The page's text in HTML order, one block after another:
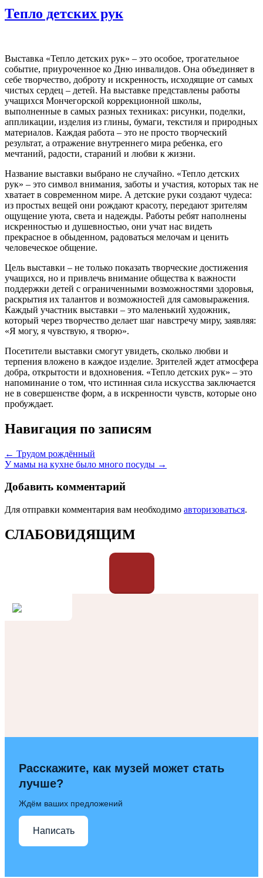
Тепло детских рук
Выставка «Тепло детских рук» – это особое, трогательное
событие, приуроченное ко Дню инвалидов. Она объединяет в
себе творчество, доброту и искренность, исходящие от самых
чистых сердец – детей. На выставке представлены работы
учащихся Мончегорской коррекционной школы,
выполненные в самых разных техниках: рисунки, поделки,
аппликации, изделия из глины, бумаги, текстиля и природных
материалов. Каждая работа – это не просто творческий
результат, а отражение внутреннего мира ребенка, его
мечтаний, радости, стараний и любви к жизни.
Название выставки выбрано не случайно. «Тепло детских
рук» – это символ внимания, заботы и участия, которых так не
хватает в современном мире. А детские руки создают чудеса:
из простых вещей они рождают красоту, передают зрителям
ощущение уюта, света и надежды. Работы ребят наполнены
искренностью и душевностью, они учат нас видеть
прекрасное в обыденном, радоваться мелочам и ценить
человеческое общение.
Цель выставки – не только показать творческие достижения
учащихся, но и привлечь внимание общества к важности
поддержки детей с ограниченными возможностями здоровья,
раскрытия их талантов и возможностей для самовыражения.
Каждый участник выставки – это маленький художник,
который через творчество делает шаг навстречу миру, заявляя:
«Я могу, я чувствую, я творю».
Посетители выставки смогут увидеть, сколько любви и
терпения вложено в каждое изделие. Зрителей ждет атмосфера
добра, открытости и вдохновения. «Тепло детских рук» – это
напоминание о том, что истинная сила искусства заключается
не в совершенстве форм, а в искренности чувств, которые оно
пробуждает.
Навигация по записям
← Трудом рождённый
У мамы на кухне было много посуды →
Добавить комментарий
Для отправки комментария вам необходимо авторизоваться.
СЛАБОВИДЯЩИМ
Расскажите, как музей может стать
лучше?
Ждём ваших предложений
Написать